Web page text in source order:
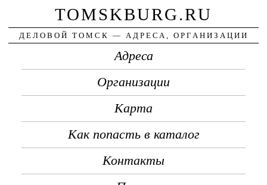
TOMSKBURG.RU
ДЕЛОВОЙ ТОМСК — АДРЕСА, ОРГАНИЗАЦИИ
Адреса
Организации
Карта
Как попасть в каталог
Контакты